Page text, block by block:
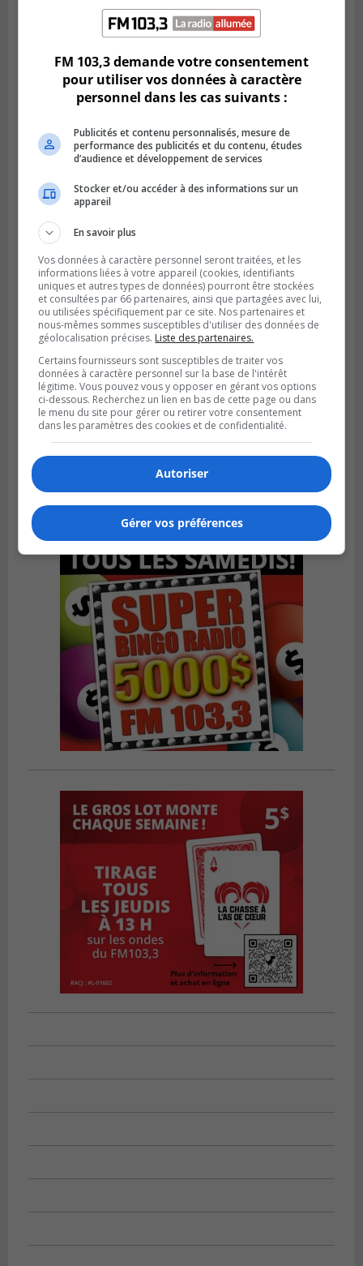
Publié le 5 août 2026 à 09h42
La SQ lance un appel à la population pour
retrouver un homme disparu
VIEUX-LONGUEUIL
Publié le 5 août 2026 à 09h30
Lysa Bélaicha assure les services aux
citoyens du district Michel‑Chartrand
FM 103,3 demande votre consentement
pour utiliser vos données à caractère
personnel dans les cas suivants :
Publicités et contenu personnalisés, mesure de
performance des publicités et du contenu, études
d’audience et développement de services
Stocker et/ou accéder à des informations sur un
appareil
En savoir plus
Vos données à caractère personnel seront traitées, et les
informations liées à votre appareil (cookies, identifiants
uniques et autres types de données) pourront être stockées
et consultées par 66 partenaires, ainsi que partagées avec lui,
ou utilisées spécifiquement par ce site. Nos partenaires et
nous-mêmes sommes susceptibles d'utiliser des données de
géolocalisation précises. Liste des partenaires.
Certains fournisseurs sont susceptibles de traiter vos
données à caractère personnel sur la base de l'intérêt
légitime. Vous pouvez vous y opposer en gérant vos options
ci-dessous. Recherchez un lien en bas de cette page ou dans
le menu du site pour gérer ou retirer votre consentement
dans les paramètres des cookies et de confidentialité.
Autoriser
Gérer vos préférences